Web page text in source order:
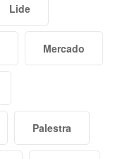
Lide
Mercado
Palestra